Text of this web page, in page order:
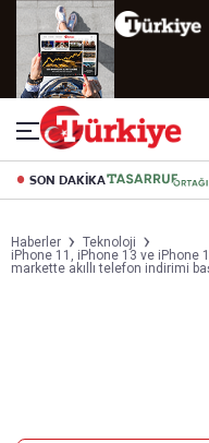
SON DAKİKA
Haberler
Teknoloji
iPhone 11, iPhone 13 ve
markette akıllı telefon indirimi